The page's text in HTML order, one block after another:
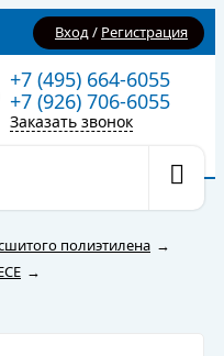
Вход/ Регистрация
+7 (495) 664-6055
+7 (926) 706-6055
Заказать звонок
полиэтилена →
→